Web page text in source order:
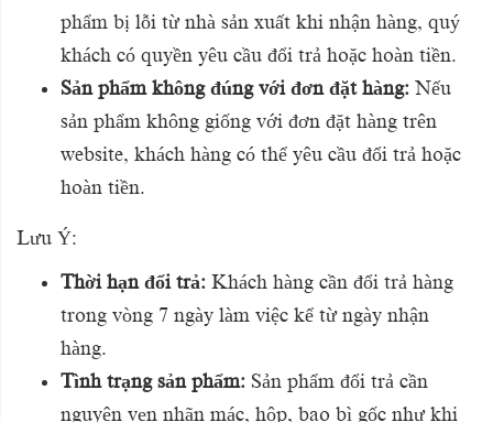
phẩm bị lỗi từ nhà sản xuất khi nhận hàng, quý
khách có quyền yêu cầu đổi trả hoặc hoàn tiền.
Sản phẩm không đúng với đơn đặt hàng: Nếu
sản phẩm không giống với đơn đặt hàng trên
website, khách hàng có thể yêu cầu đổi trả hoặc
hoàn tiền.
Lưu Ý:
Thời hạn đổi trả: Khách hàng cần đổi trả hàng
trong vòng 7 ngày làm việc kể từ ngày nhận
hàng.
Tình trạng sản phẩm: Sản phẩm đổi trả cần
nguyên vẹn nhãn mác, hộp, bao bì gốc như khi